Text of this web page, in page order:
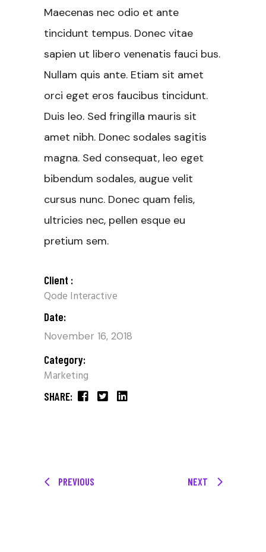
Maecenas nec odio et ante
tincidunt tempus. Donec vitae
sapien ut libero venenatis fauci bus.
Nullam quis ante. Etiam sit amet
orci eget eros faucibus tincidunt.
Duis leo. Sed fringilla mauris sit
amet nibh. Donec sodales sagitis
magna. Sed consequat, leo eget
bibendum sodales, augue velit
cursus nunc. Donec quam felis,
ultricies nec, pellen esque eu
pretium sem.
Client :
Qode Interactive
Date:
November 16, 2018
Category:
Marketing
SHARE:
PREVIOUS NEXT